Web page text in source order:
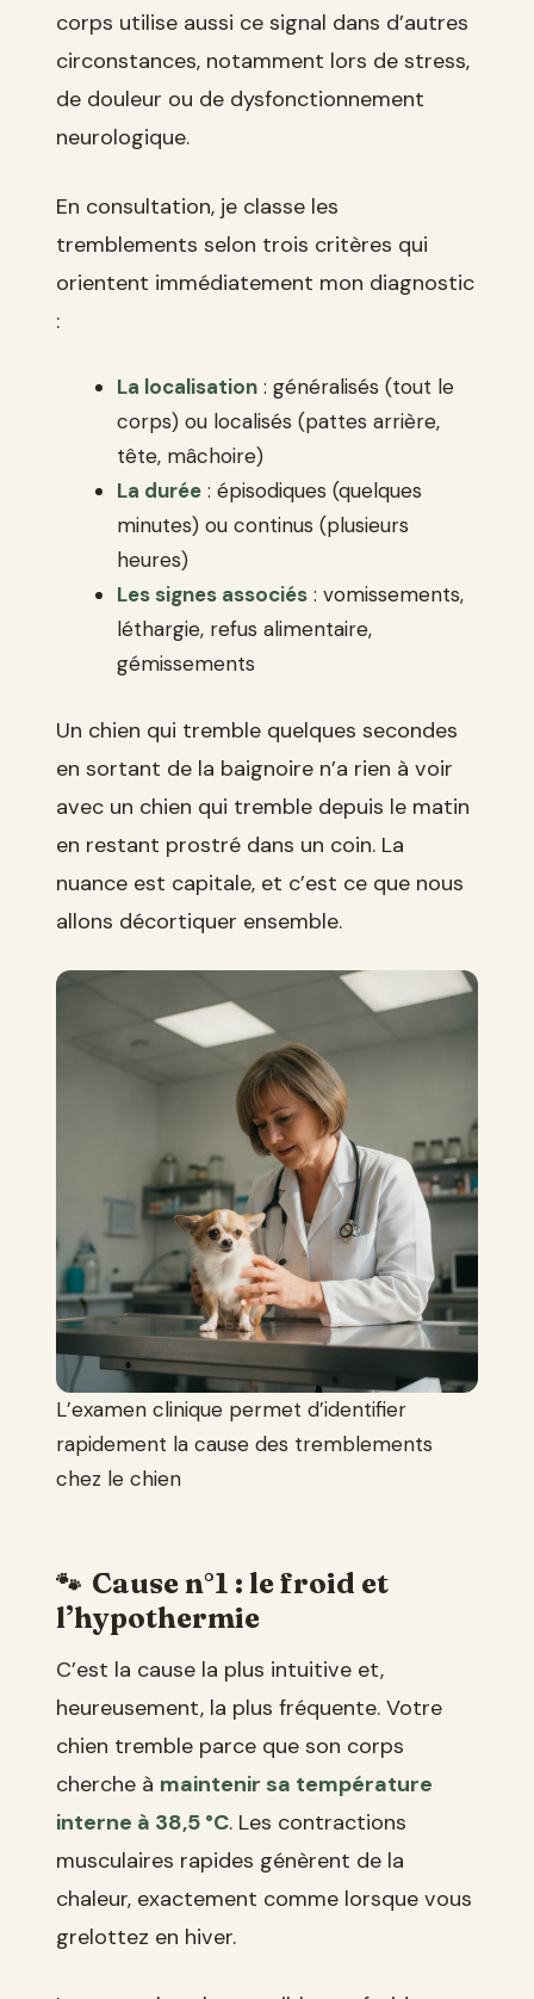
corps utilise aussi ce signal dans d’autres
circonstances, notamment lors de stress,
de douleur ou de dysfonctionnement
neurologique.
En consultation, je classe les
tremblements selon trois critères qui
orientent immédiatement mon diagnostic
:
La localisation : généralisés (tout le
corps) ou localisés (pattes arrière,
tête, mâchoire)
La durée : épisodiques (quelques
minutes) ou continus (plusieurs
heures)
Les signes associés : vomissements,
léthargie, refus alimentaire,
gémissements
Un chien qui tremble quelques secondes
en sortant de la baignoire n’a rien à voir
avec un chien qui tremble depuis le matin
en restant prostré dans un coin. La
nuance est capitale, et c’est ce que nous
allons décortiquer ensemble.
L’examen clinique permet d’identifier
rapidement la cause des tremblements
chez le chien
Cause n°1 : le froid et
l’hypothermie
C’est la cause la plus intuitive et,
heureusement, la plus fréquente. Votre
chien tremble parce que son corps
cherche à maintenir sa température
interne à 38,5 °C. Les contractions
musculaires rapides génèrent de la
chaleur, exactement comme lorsque vous
grelottez en hiver.